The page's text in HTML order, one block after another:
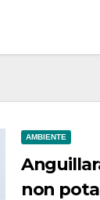
AMBIENTE
non